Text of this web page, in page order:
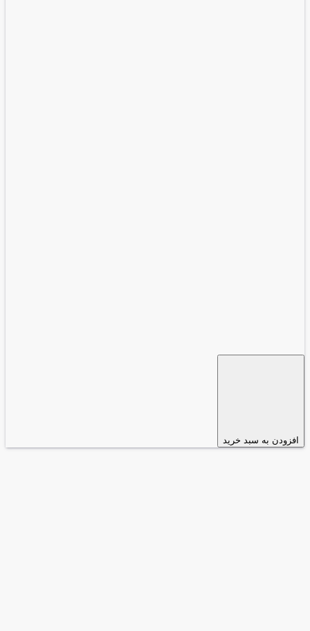
افزودن به سبد خرید